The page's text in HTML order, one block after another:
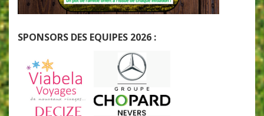
SPONSORS DES EQUIPES 2026 :